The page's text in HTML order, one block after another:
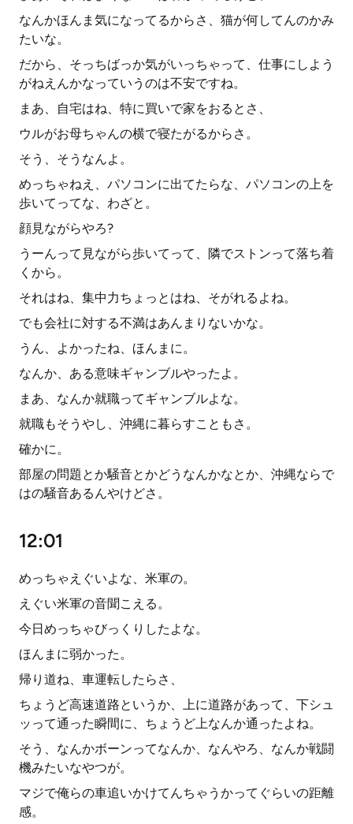
なんかほんま気になってるからさ、猫が何してんのかみ
たいな。
だから、そっちばっか気がいっちゃって、仕事にしよう
がねえんかなっていうのは不安ですね。
まあ、自宅はね、特に買いで家をおるとさ、
ウルがお母ちゃんの横で寝たがるからさ。
そう、そうなんよ。
めっちゃねえ、パソコンに出てたらな、パソコンの上を
歩いてってな、わざと。
顔見ながらやろ?
うーんって見ながら歩いてって、隣でストンって落ち着
くから。
それはね、集中力ちょっとはね、そがれるよね。
でも会社に対する不満はあんまりないかな。
うん、よかったね、ほんまに。
なんか、ある意味ギャンブルやったよ。
まあ、なんか就職ってギャンブルよな。
就職もそうやし、沖縄に暮らすこともさ。
確かに。
部屋の問題とか騒音とかどうなんかなとか、沖縄ならで
はの騒音あるんやけどさ。
12:01
めっちゃえぐいよな、米軍の。
えぐい米軍の音聞こえる。
今日めっちゃびっくりしたよな。
ほんまに弱かった。
帰り道ね、車運転したらさ、
ちょうど高速道路というか、上に道路があって、下シュ
ッって通った瞬間に、ちょうど上なんか通ったよね。
そう、なんかボーンってなんか、なんやろ、なんか戦闘
機みたいなやつが。
マジで俺らの車追いかけてんちゃうかってぐらいの距離
感。